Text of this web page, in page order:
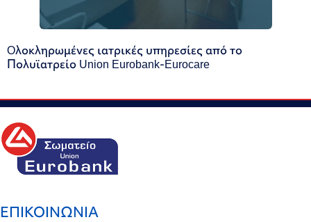
Oλοκληρωμένες ιατρικές υπηρεσίες από το
Πολυϊατρείο Union Eurobank-Eurocare
ΕΠΙΚΟΙΝΩΝΙΑ